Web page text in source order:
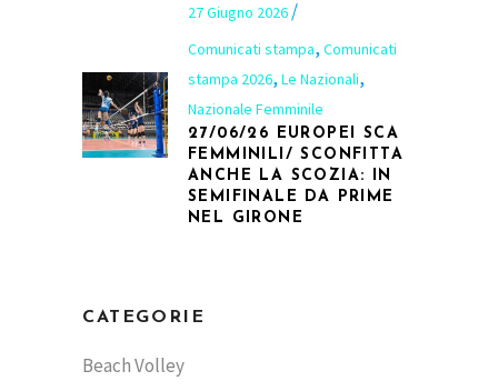
27 Giugno 2026
Comunicati stampa, Comunicati
stampa 2026, Le Nazionali,
Nazionale Femminile
27/06/26 EUROPEI SCA
FEMMINILI/ SCONFITTA
ANCHE LA SCOZIA: IN
SEMIFINALE DA PRIME
NEL GIRONE
CATEGORIE
Beach Volley